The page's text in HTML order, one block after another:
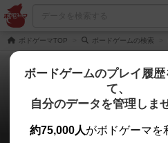
ボドゲーマTOP ボードゲームの検索
ヒントを
みき@目のまどさ
ボードゲームのプレイ履歴
て、
自分のデータを管理しま
約75,000人がボドゲーマを